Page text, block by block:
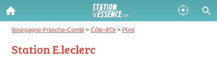
Bourgogne-Franche-Comté > Côte-d'Or > Pont
Station E.leclerc
Gazole :
Disponible